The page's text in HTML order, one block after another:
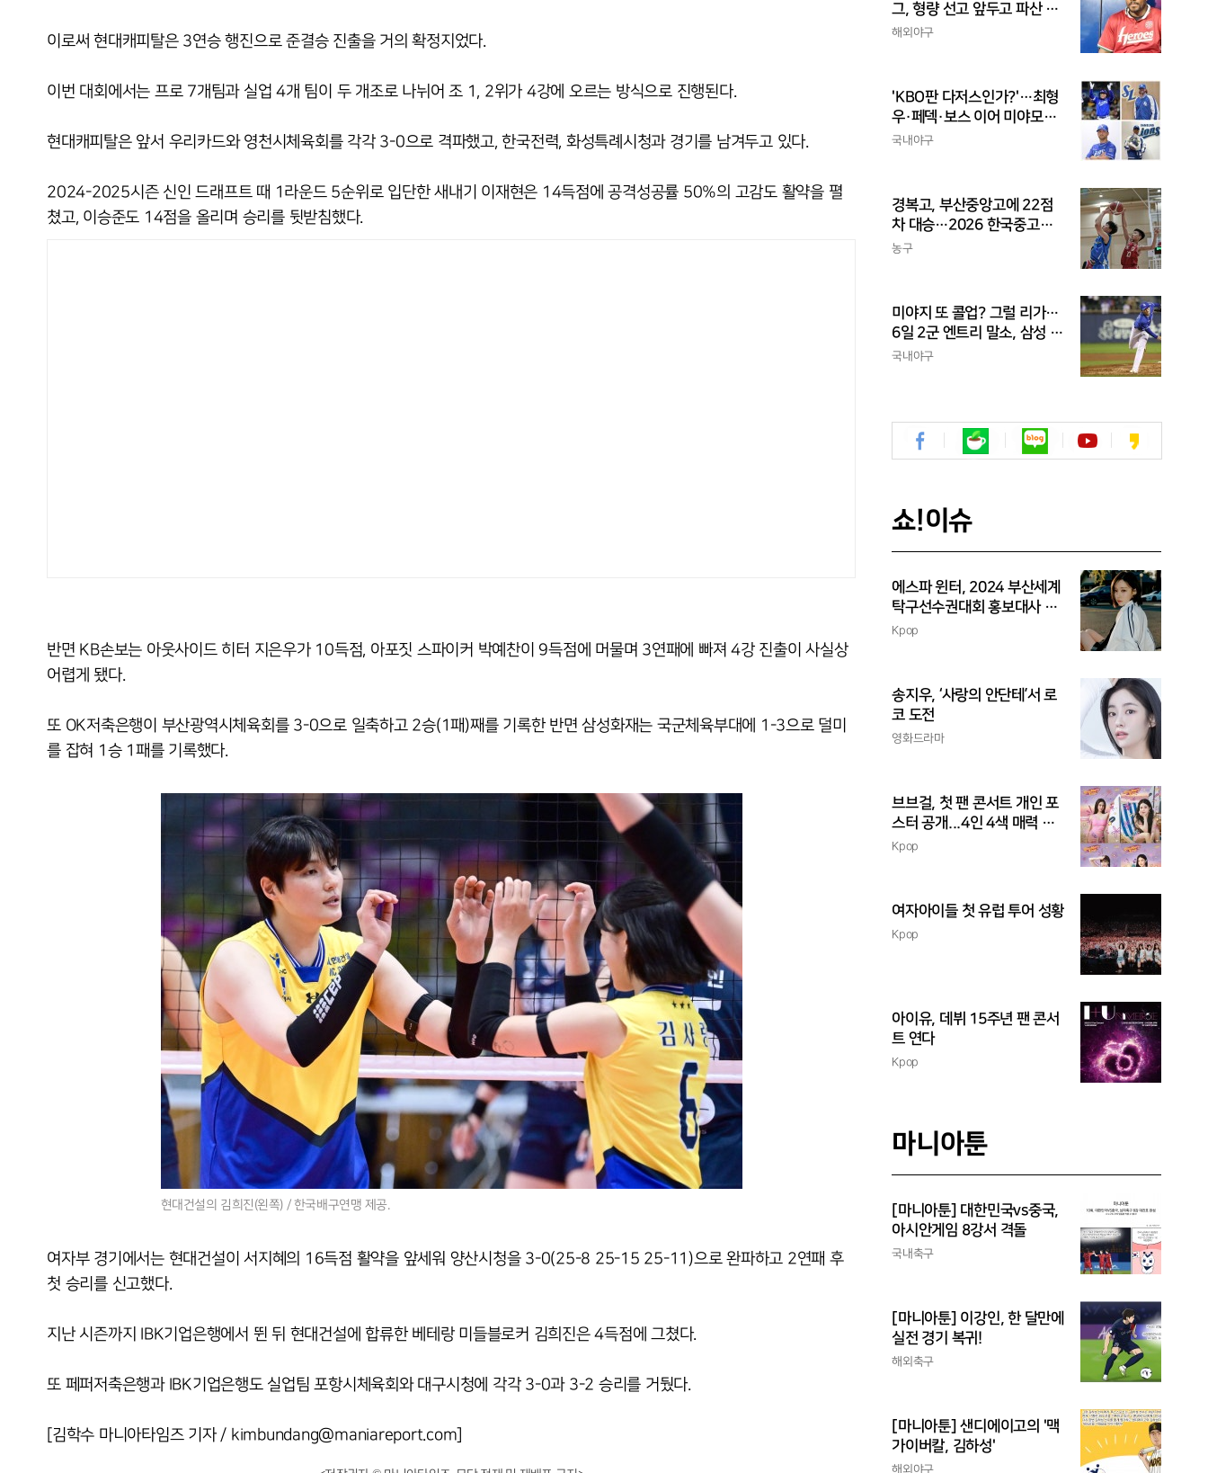
이로써 현대캐피탈은 3연승 행진으로 준결승 진출을 거의 확정지었다.
이번 대회에서는 프로 7개팀과 실업 4개 팀이 두 개조로 나뉘어 조 1, 2위가 4강에 오르는 방식으로 진행된다.
현대캐피탈은 앞서 우리카드와 영천시체육회를 각각 3-0으로 격파했고, 한국전력, 화성특례시청과 경기를 남겨두고 있다.
2024-2025시즌 신인 드래프트 때 1라운드 5순위로 입단한 새내기 이재현은 14득점에 공격성공률 50%의 고감도 활약을 펼
쳤고, 이승준도 14점을 올리며 승리를 뒷받침했다.
반면 KB손보는 아웃사이드 히터 지은우가 10득점, 아포짓 스파이커 박예찬이 9득점에 머물며 3연패에 빠져 4강 진출이 사실상
어렵게 됐다.
또 OK저축은행이 부산광역시체육회를 3-0으로 일축하고 2승(1패)째를 기록한 반면 삼성화재는 국군체육부대에 1-3으로 덜미
를 잡혀 1승 1패를 기록했다.
현대건설의 김희진(왼쪽) / 한국배구연맹 제공.
여자부 경기에서는 현대건설이 서지혜의 16득점 활약을 앞세워 양산시청을 3-0(25-8 25-15 25-11)으로 완파하고 2연패 후
첫 승리를 신고했다.
지난 시즌까지 IBK기업은행에서 뛴 뒤 현대건설에 합류한 베테랑 미들블로커 김희진은 4득점에 그쳤다.
또 페퍼저축은행과 IBK기업은행도 실업팀 포항시체육회와 대구시청에 각각 3-0과 3-2 승리를 거뒀다.
[김학수 마니아타임즈 기자 / kimbundang@maniareport.com]
그, 형량 선고 앞두고 파산 신
청
해외야구
'KBO판 다저스인가?'…최형
우·페덱·보스 이어 미야모리
까지, 삼성의 '스펙 만렙' 승부
국내야구
경복고, 부산중앙고에 22점
차 대승…2026 한국중고농
구 주말리그 왕중왕전 첫 승
농구
미야지 또 콜업? 그럴 리가…
6일 2군 엔트리 말소, 삼성 새
아시아쿼터 찾았나
국내야구
쇼!이슈
에스파 윈터, 2024 부산세계
탁구선수권대회 홍보대사 위
촉
Kpop
송지우, ‘사랑의 안단테’서 로
코 도전
영화드라마
브브걸, 첫 팬 콘서트 개인 포
스터 공개...4인 4색 매력 발
산
Kpop
여자아이들 첫 유럽 투어 성황
Kpop
아이유, 데뷔 15주년 팬 콘서
트 연다
Kpop
마니아툰
[마니아툰] 대한민국vs중국,
아시안게임 8강서 격돌
국내축구
[마니아툰] 이강인, 한 달만에
실전 경기 복귀!
해외축구
[마니아툰] 샌디에이고의 '맥
가이버칼, 김하성'
해외야구